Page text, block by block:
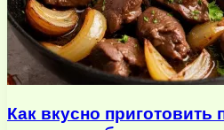
Как вкусно приготовить